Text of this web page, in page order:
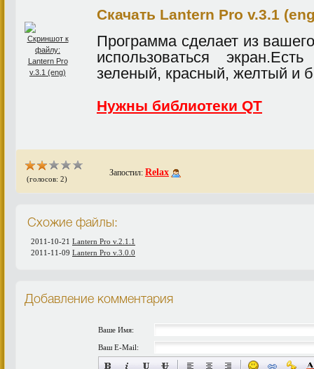
Скачать Lantern Pro v.3.1
Программа сделает из
использоваться
зеленый, красный, желтый и
Нужны библиотеки QT
(голосов: 2)
Запостил: Relax
Схожие файлы:
2011-10-21 Lantern Pro v.2.1.1
2011-11-09 Lantern Pro v.3.0.0
Добавление комментария
Ваше Имя:
Ваш E-Mail: